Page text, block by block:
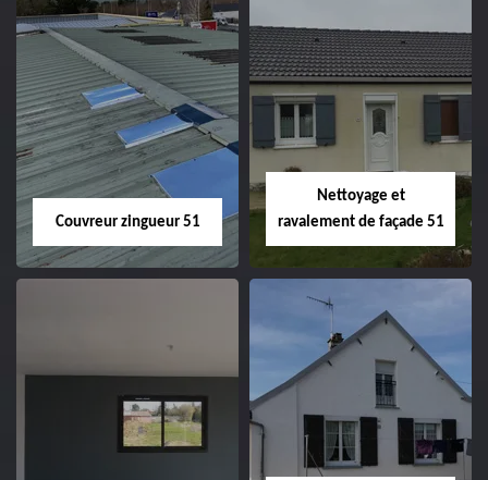
Charpentier 51
Changement de
velux 51
Couvreur zingueur 51
51
Nettoyage et
ravalement de façade 51
Nettoyage et
ravalement de
façade 51